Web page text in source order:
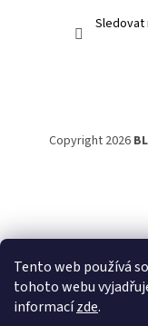
Tento web používá
tohoto webu
informacízde.
Sledovat
Copyright 2026